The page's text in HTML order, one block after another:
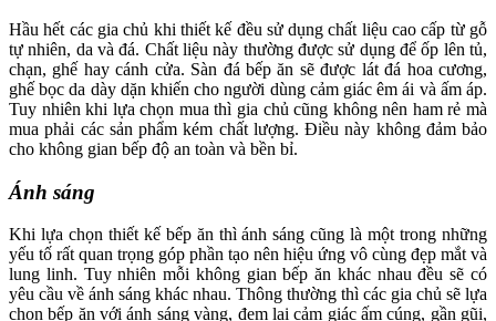
Hầu hết các gia chủ khi thiết kế đều sử dụng chất liệu cao cấp từ gỗ
tự nhiên, da và đá. Chất liệu này thường được sử dụng để ốp lên tủ,
chạn, ghế hay cánh cửa. Sàn đá bếp ăn sẽ được lát đá hoa cương,
ghế bọc da dày dặn khiến cho người dùng cảm giác êm ái và ấm áp.
Tuy nhiên khi lựa chọn mua thì gia chủ cũng không nên ham rẻ mà
mua phải các sản phẩm kém chất lượng. Điều này không đảm bảo
cho không gian bếp độ an toàn và bền bỉ.
Ánh sáng
Khi lựa chọn thiết kế bếp ăn thì ánh sáng cũng là một trong những
yếu tố rất quan trọng góp phần tạo nên hiệu ứng vô cùng đẹp mắt và
lung linh. Tuy nhiên mỗi không gian bếp ăn khác nhau đều sẽ có
yêu cầu về ánh sáng khác nhau. Thông thường thì các gia chủ sẽ lựa
chọn bếp ăn với ánh sáng vàng, đem lại cảm giác ấm cúng, gần gũi,